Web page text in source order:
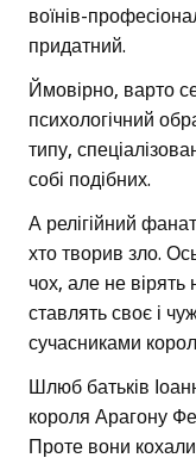
воїнів-
придатний.
Ймовірно, варто
психологічний
типу,
собі подібних.
А релігійний
хто творив зло.
чох, але не вірять
ставлять своє і
сучасниками
Шлюб батьків
короля Арагону
Проте вони